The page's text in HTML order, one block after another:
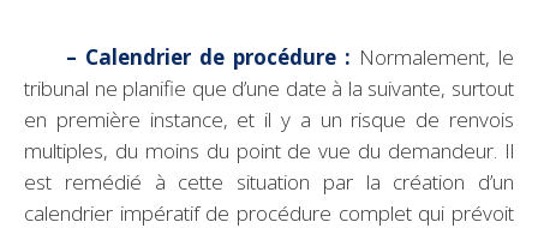
– Calendrier de procédure : Normalement, le
tribunal ne planifie que d’une date à la suivante, surtout
en première instance, et il y a un risque de renvois
multiples, du moins du point de vue du demandeur. Il
est remédié à cette situation par la création d’un
calendrier impératif de procédure complet qui prévoit